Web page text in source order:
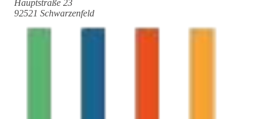
Hauptstraße 23
92521 Schwarzenfeld